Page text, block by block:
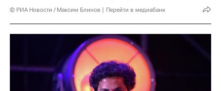
© РИА Новости / Максим Блинов Перейти в медиабанк